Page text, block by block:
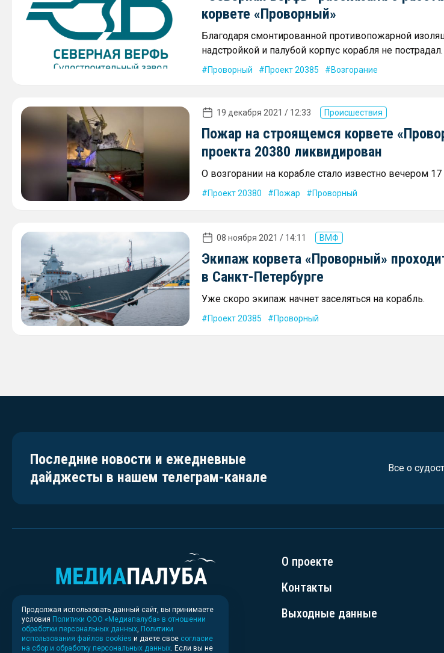
корвете «Проворный»
Благодаря смонтированной противопожарной
надстройкой и палубой корпус корабля не пострадал.
Проворный Проект 20385 Возгорание
19 декабря 2021 / 12:33 Происшествия
Пожар на строящемся корвете
проекта 20380 ликвидирован
О возгорании на корабле стало известно вечером 17
Проект 20380 Пожар Проворный
08 ноября 2021 / 14:11 ВМФ
Экипаж корвета «Проворный»
в Санкт-Петербурге
Уже скоро экипаж начнет заселяться на корабль.
Проект 20385 Проворный
Последние новости и ежедневные
дайджесты в нашем телеграм-канале
Все о
О проекте
Контакты
Выходные данные
Продолжая использовать данный сайт, вы принимаете
условия Политики ООО «Медиапалуба» в отношении
обработки персональных данных Политики
использования файлов cookies и даете свое согласие
на сбор и обработку персональных данных . Если вы не